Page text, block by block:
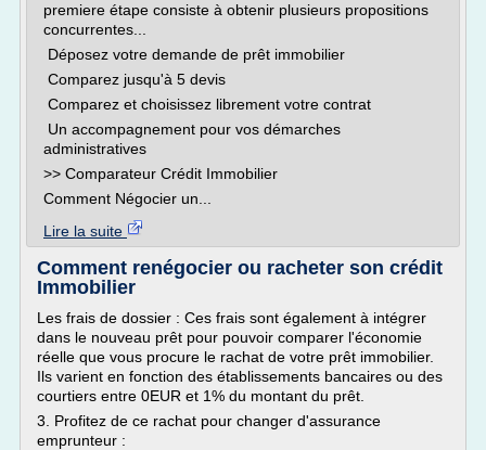
premiere étape consiste à obtenir plusieurs propositions
concurrentes...
Déposez votre demande de prêt immobilier
Comparez jusqu'à 5 devis
Comparez et choisissez librement votre contrat
Un accompagnement pour vos démarches
administratives
>> Comparateur Crédit Immobilier
Comment Négocier un...
Lire la suite
Comment renégocier ou racheter son crédit
Immobilier
Les frais de dossier : Ces frais sont également à intégrer
dans le nouveau prêt pour pouvoir comparer l'économie
réelle que vous procure le rachat de votre prêt immobilier.
Ils varient en fonction des établissements bancaires ou des
courtiers entre 0EUR et 1% du montant du prêt.
3. Profitez de ce rachat pour changer d'assurance
emprunteur :